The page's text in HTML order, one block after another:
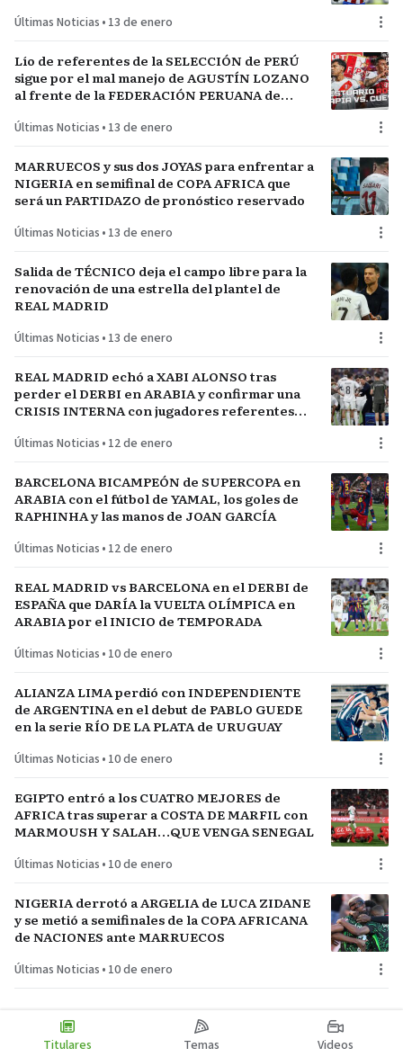
Últimas Noticias • 13 de enero
Lío de referentes de la SELECCIÓN de PERÚ
sigue por el mal manejo de AGUSTÍN LOZANO
al frente de la FEDERACIÓN PERUANA de
Últimas Noticias • 13 de enero
MARRUECOS y sus dos JOYAS para enfrentar a
NIGERIA en semifinal de COPA AFRICA que
será un PARTIDAZO de pronóstico reservado
Últimas Noticias • 13 de enero
Salida de TÉCNICO deja el campo libre para la
renovación de una estrella del plantel de
REAL MADRID
Últimas Noticias • 13 de enero
REAL MADRID echó a XABI ALONSO tras
perder el DERBI en ARABIA y confirmar una
CRISIS INTERNA con jugadores referentes
Últimas Noticias • 12 de enero
BARCELONA BICAMPEÓN de SUPERCOPA en
ARABIA con el fútbol de YAMAL, los goles de
RAPHINHA y las manos de JOAN GARCÍA
Últimas Noticias • 12 de enero
REAL MADRID vs BARCELONA en el DERBI de
ESPAÑA que DARÍA la VUELTA OLÍMPICA en
ARABIA por el INICIO de TEMPORADA
Últimas Noticias • 10 de enero
ALIANZA LIMA perdió con INDEPENDIENTE
de ARGENTINA en el debut de PABLO GUEDE
en la serie RÍO DE LA PLATA de URUGUAY
Últimas Noticias • 10 de enero
EGIPTO entró a los CUATRO MEJORES de
AFRICA tras superar a COSTA DE MARFIL con
MARMOUSH Y SALAH…QUE VENGA SENEGAL
Últimas Noticias • 10 de enero
NIGERIA derrotó a ARGELIA de LUCA ZIDANE
y se metió a semifinales de la COPA AFRICANA
de NACIONES ante MARRUECOS
Últimas Noticias • 10 de enero
Titulares Temas Videos